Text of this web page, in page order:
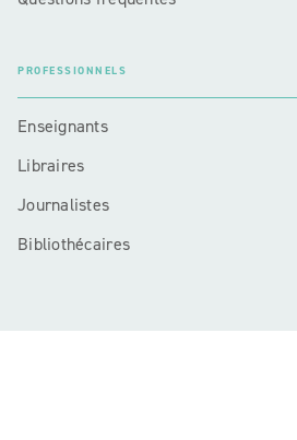
PROFESSIONNELS
Enseignants
Libraires
Journalistes
Bibliothécaires